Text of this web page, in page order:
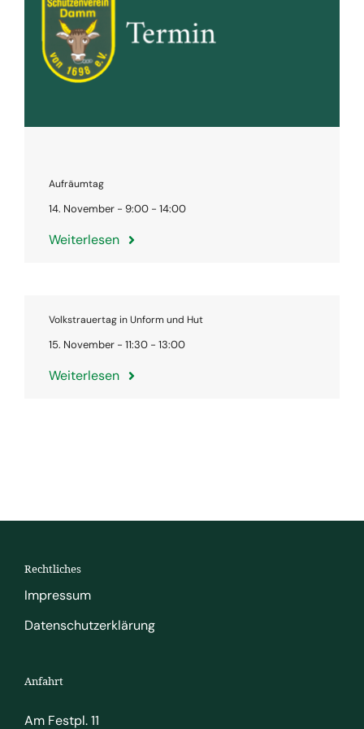
Aufräumtag
14. November - 9:00 - 14:00
Weiterlesen
Volkstrauertag in Unform und Hut
15. November - 11:30 - 13:00
Weiterlesen
Rechtliches
Impressum
Datenschutzerklärung
Anfahrt
Am Festpl. 11